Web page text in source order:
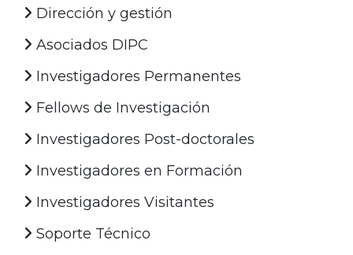
Dirección y gestión
Asociados DIPC
Investigadores Permanentes
Fellows de Investigación
Investigadores Post-doctorales
Investigadores en Formación
Investigadores Visitantes
Soporte Técnico